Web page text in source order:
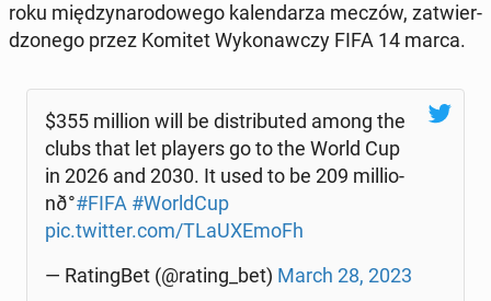
roku mię­dzy­na­ro­do­we­go ka­len­da­rza meczów, za­twier­
dzo­ne­go przez Komitet Wy­ko­naw­czy FIFA 14 marca.
$355 million will be di­stri­bu­ted among the
clubs that let players go to the World Cup
in 2026 and 2030. It used to be 209 mil­lio­
nð°#FIFA #World­Cup
pic.twitter.com/TLaU­XE­moFh
— Ra­ting­Bet (@rating_bet) March 28, 2023